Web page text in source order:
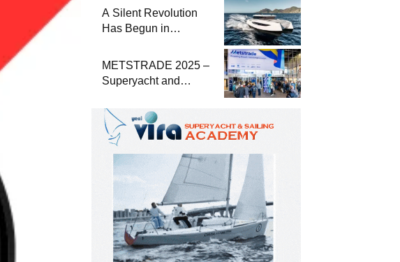
and a
Comprehensive Boat
A Silent Revolution
Has Begun in
METSTRADE 2025 –
Superyacht and
Economic Report